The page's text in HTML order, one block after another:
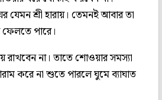
যেমন শ্রী হারায়। তেমনই আবার তা
ফেলতে পারে।
রাখবেন না। তাতে শোওয়ার সমস্যা
করে না শুতে পারলে ঘুমে ব্যাঘাত